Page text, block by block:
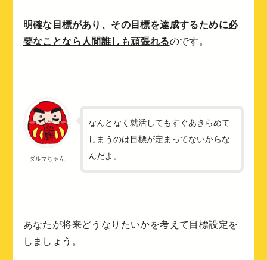
明確な目標があり、その目標を達成するために必
要なことなら人間誰しも頑張れるのです。
ダルマちゃん
なんとなく就活してもすぐあきらめて
しまうのは目標が定まってないからな
んだよ。
あなたが将来どうなりたいかを考えて目標設定を
しましょう。